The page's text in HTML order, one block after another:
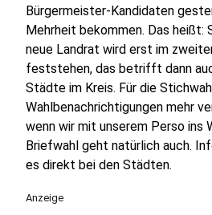
Bürgermeister-Kandidaten
Mehrheit bekommen. Das heißt:
neue Landrat wird erst im
feststehen, das betrifft dann
Städte im Kreis. Für die
Wahlbenachrichtigungen mehr
wenn wir mit unserem Perso ins
Briefwahl geht natürlich auch.
es direkt bei den Städten.
Anzeige